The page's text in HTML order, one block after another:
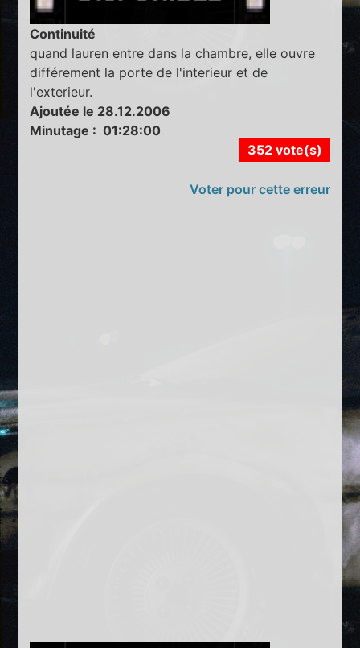
Continuité
quand lauren entre dans la chambre, elle ouvre
différement la porte de l'interieur et de
l'exterieur.
Ajoutée le 28.12.2006
Minutage : 01:28:00
352 vote(s)
Voter pour cette erreur